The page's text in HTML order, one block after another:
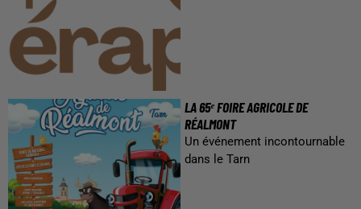
LA 65ᵉ FOIRE AGRICOLE DE
RÉALMONT
Un événement incontournable
dans le Tarn